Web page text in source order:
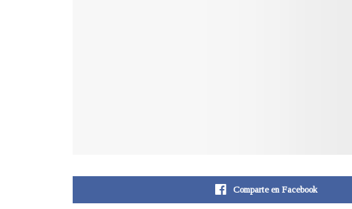
Comparte en Facebook